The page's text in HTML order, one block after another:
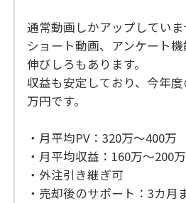
通常動画しかアップしていま
ショート動画、アンケート
伸びしろもあります。
収益も安定しており、今年
万円です。
・月平均PV：320万～400万
・月平均収益：160万～200万
・外注引き継ぎ可
・売却後のサポート：3カ月